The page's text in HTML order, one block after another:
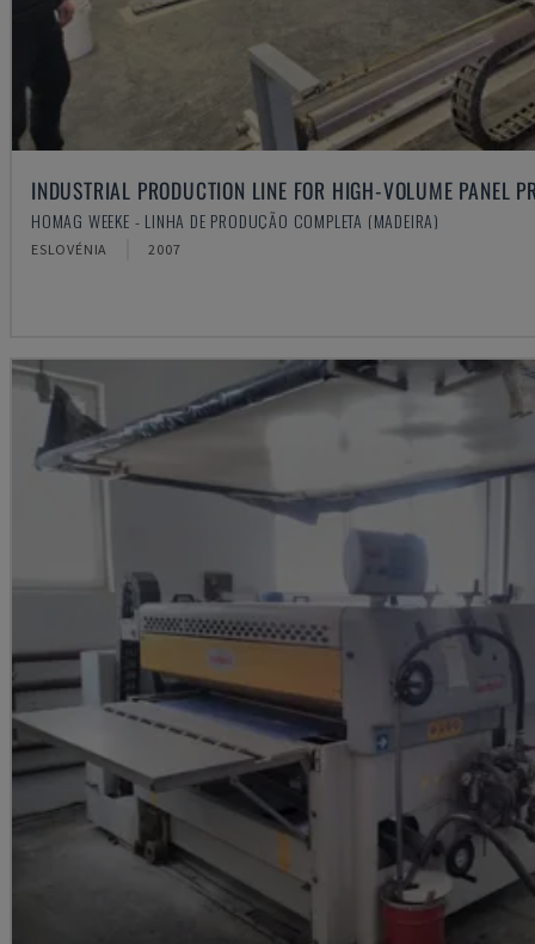
INDUSTRIAL PRODUCTION LINE FOR HIGH-VOLUME PANEL
HOMAG WEEKE - LINHA DE PRODUÇÃO COMPLETA (MADEIRA)
ESLOVÉNIA 2007